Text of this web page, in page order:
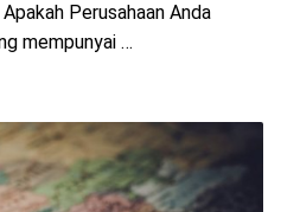
Perusahaan Anda
mempunyai …